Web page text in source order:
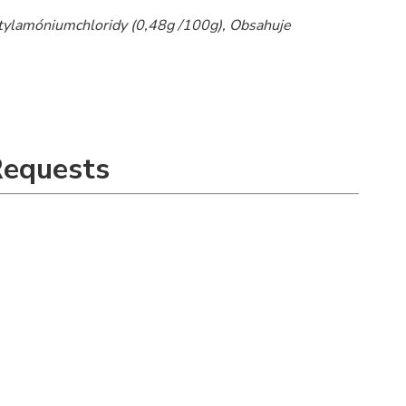
(0,48g /100g), Obsahuje